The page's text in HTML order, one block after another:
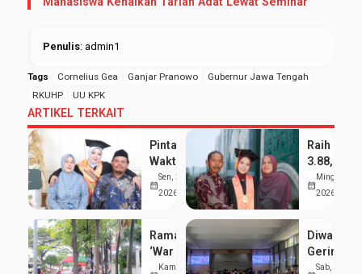
Penulis: admin1
Tags Cornelius Gea Ganjar Pranowo
Gubernur Jawa Tengah
RKUHP
UU KPK
ARTIKEL TERKAIT
Pintar Bagi
Waktu
antara
Kuliah dan
Pondok,
Siti Nur
Aisyah
Sabet
calendar_month
Sen, 25 Mei
2026
Raih IPK
3.88,
Kumala
Dewi
dan
Prestasi
calendar_month
Ming, 24
2026
Ramai
‘War Takjil’
di Sekitar
Kam, 19 Mar
Diwarnai
Gerimis,
UIN
Sab, 7 Feb